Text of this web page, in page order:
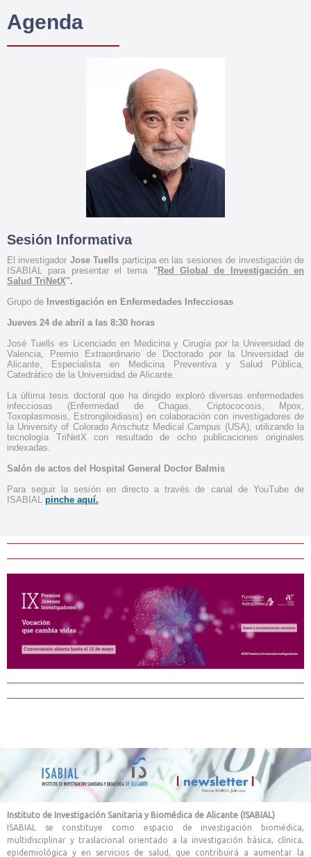
Agenda
Sesión Informativa
El investigador Jose Tuells participa en las sesiones de investigación de
ISABIAL para presentar el tema "Red Global de Investigación en
Salud TriNetX".
Grupo de Investigación en Enfermedades Infecciosas
Jueves 24 de abril a las 8:30 horas
José Tuells es Licenciado en Medicina y Cirugía por la Universidad de
Valencia, Premio Extraordinario de Doctorado por la Universidad de
Alicante, Especialista en Medicina Preventiva y Salud Pública,
Catedrático de la Universidad de Alicante.
La última tesis doctoral que ha dirigido exploró diversas enfermedades
infecciosas (Enfermedad de Chagas, Criptococosis, Mpox,
Toxoplasmosis, Estrongiloidiasis) en colaboración con investigadores de
la University of Colorado Anschutz Medical Campus (USA), utilizando la
tecnología TriNetX con resultado de ocho publicaciones originales
indexadas.
Salón de actos del Hospital General Doctor Balmis
Para seguir la sesión en directo a través de canal de YouTube de
ISABIAL pinche aquí.
Instituto de Investigación Sanitaria y Biomédica de Alicante (ISABIAL)
ISABIAL se constituye como espacio de investigación biomédica,
multidisciplinar y traslacional orientado a la investigación básica, clínica,
epidemiológica y en servicios de salud, que contribuirá a aumentar la